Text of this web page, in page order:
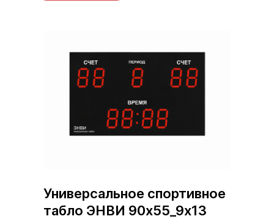
Универсальное спортивное
табло ЭНВИ 90х55_9х13